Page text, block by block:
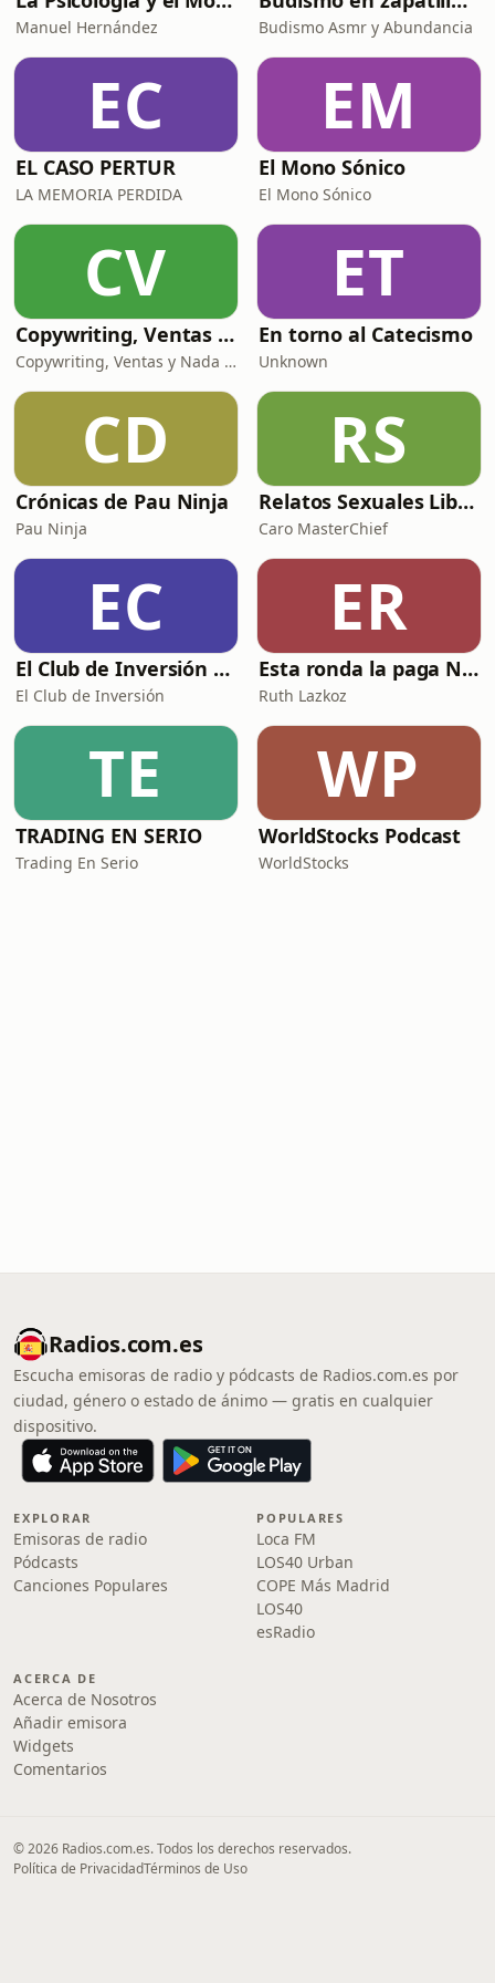
Manuel Hernández Budismo Asmr y Abundancia
EC
EL CASO PERTUR
LA MEMORIA PERDIDA
EM
El Mono Sónico
El Mono Sónico
CV
Copywriting, Ventas y Nada que perder
Copywriting, Ventas y Nada que Perder
ET
En torno al Catecismo
Unknown
CD
Crónicas de Pau Ninja
Pau Ninja
RS
Relatos Sexuales Liberales
Caro MasterChief
EC
El Club de Inversión podcast
El Club de Inversión
ER
Esta ronda la paga Newton
Ruth Lazkoz
TE
TRADING EN SERIO
Trading En Serio
WP
WorldStocks Podcast
WorldStocks
Radios.com.es
Escucha emisoras de radio y pódcasts de Radios.com.es por
ciudad, género o estado de ánimo — gratis en cualquier
dispositivo.
EXPLORAR
Emisoras de radio
Pódcasts
Canciones Populares
POPULARES
Loca FM
LOS40 Urban
COPE Más Madrid
LOS40
esRadio
ACERCA DE
Acerca de Nosotros
Añadir emisora
Widgets
Comentarios
© 2026 Radios.com.es. Todos los derechos reservados.
Política de PrivacidadTérminos de Uso